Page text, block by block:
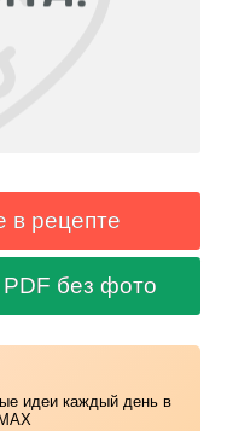
в рецепте
PDF без фото
идеи каждый день в